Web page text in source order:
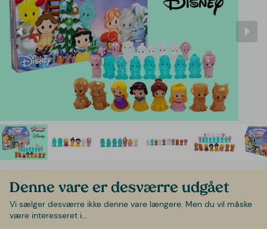
Denne vare er desværre udgået
Vi sælger desværre ikke denne vare længere. Men du vil måske
være interesseret i...